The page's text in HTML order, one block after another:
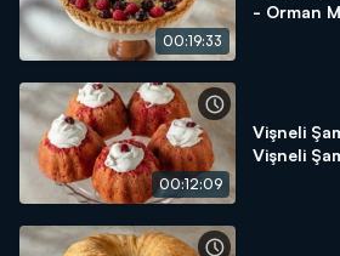
00:19:33
- Orman
00:12:09
Vişneli
Vişneli